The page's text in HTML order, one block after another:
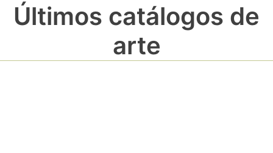
Últimos catálogos de
arte